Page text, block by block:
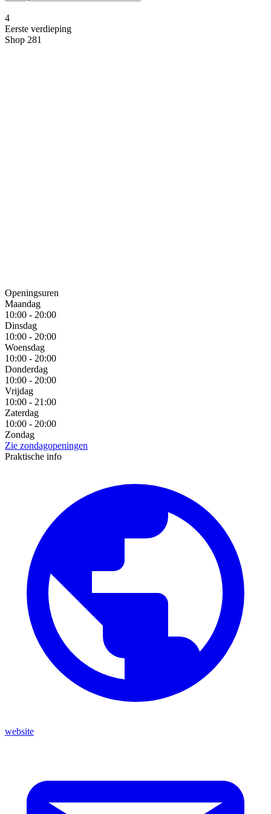
4
Eerste verdieping
Shop 281
Openingsuren
Maandag
10:00 - 20:00
Dinsdag
10:00 - 20:00
Woensdag
10:00 - 20:00
Donderdag
10:00 - 20:00
Vrijdag
10:00 - 21:00
Zaterdag
10:00 - 20:00
Zondag
Zie zondagopeningen
Praktische info
website